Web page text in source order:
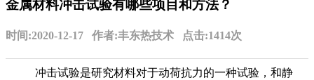
金属材料冲击试验有哪些项目和方法？
时间:2020-12-17 作者:丰东热技术 点击:1414次
冲击试验是研究材料对于动荷抗力的一种试验，和静